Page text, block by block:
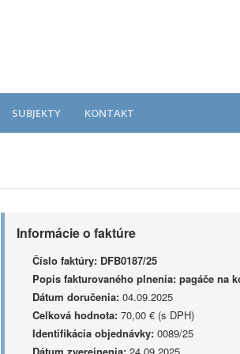
SUBJEKTY KONTAKT
Informácie o faktúre
Číslo faktúry: DFB0187/25
Popis fakturovaného plnenia: pagáče na
Dátum doručenia:04.09.2025
Celková hodnota:70,00 € (s DPH)
Identifikácia objednávky:0089/25